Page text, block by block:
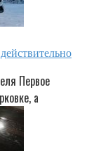
Первое
а